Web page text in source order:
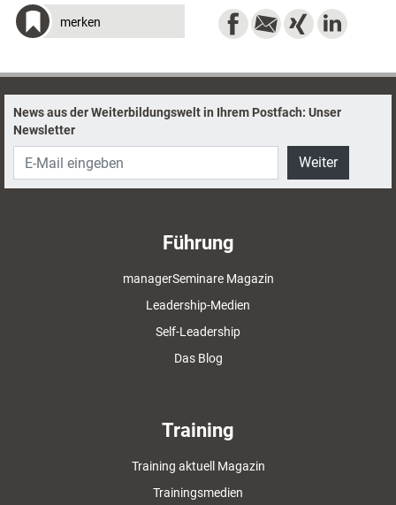
merken
News aus der Weiterbildungswelt in Ihrem Postfach: Unser
Newsletter
Weiter
Führung
managerSeminare Magazin
Leadership-Medien
Self-Leadership
Das Blog
Training
Training aktuell Magazin
Trainingsmedien